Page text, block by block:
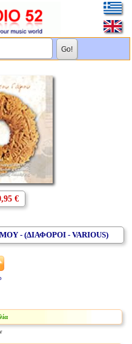
€
- (ΔΙΑΦΟΡΟΙ - VARIOUS)